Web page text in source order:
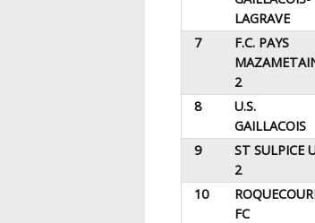
LAGRAVE
7
F.C. PAYS
2
8
U.S.
GAILLACOIS
9
ST SULPICE
2
10
FC